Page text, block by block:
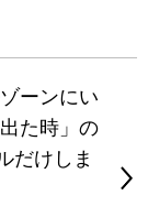
ーンにい
た時」の
だけしま